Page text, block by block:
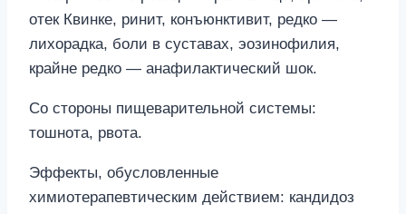
отек Квинке, ринит, конъюнктивит, редко —
лихорадка, боли в суставах, эозинофилия,
крайне редко — анафилактический шок.
Со стороны пищеварительной системы:
тошнота, рвота.
Эффекты, обусловленные
химиотерапевтическим действием: кандидоз